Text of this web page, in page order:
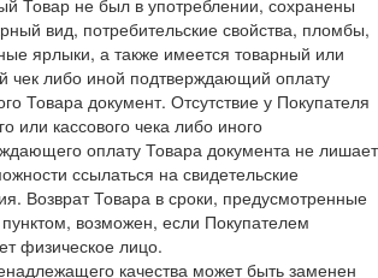
Товар не был в употреблении, сохранены
вид, потребительские свойства, пломбы,
ярлыки, а также имеется товарный или
чек либо иной подтверждающий оплату
Товара документ. Отсутствие у Покупателя
или кассового чека либо иного
оплату Товара документа не лишает
ссылаться на свидетельские
Возврат Товара в сроки, предусмотренные
возможен, если Покупателем
физическое лицо.
качества может быть заменен